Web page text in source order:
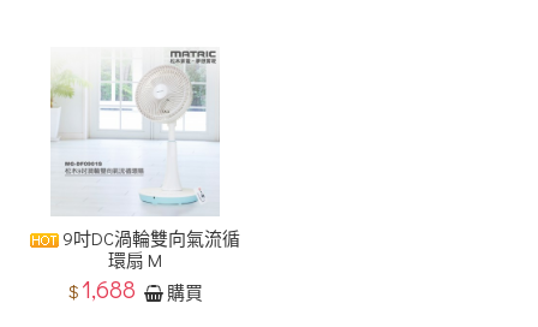
9吋DC渦輪雙向氣流循
環扇 M
$ 1,688 購買